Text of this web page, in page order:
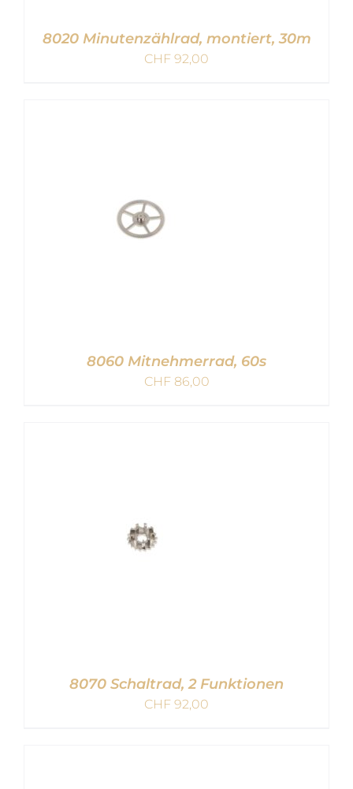
8020 Minutenzählrad, montiert, 30m
CHF 92,00
8060 Mitnehmerrad, 60s
CHF86,00
8070 Schaltrad, 2 Funktionen
CHF 92,00